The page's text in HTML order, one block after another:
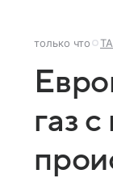
только что
газ